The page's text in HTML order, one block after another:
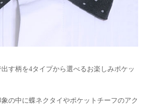
す柄を4タイプから選べるお楽しみポケッ
の中に蝶ネクタイやポケットチーフのアク